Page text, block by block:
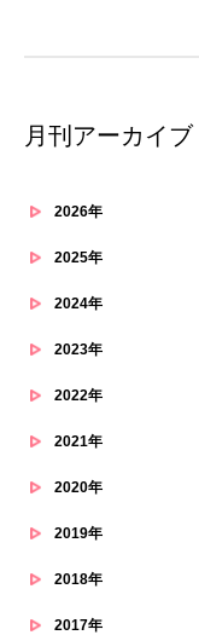
月刊アーカイブ
2026年
2025年
2024年
2023年
2022年
2021年
2020年
2019年
2018年
2017年